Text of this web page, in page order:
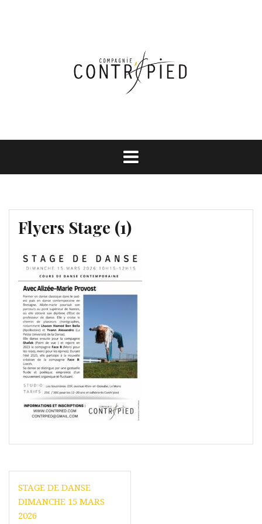
Flyers Stage (1)
Navigation
de
l’article
STAGE DE DANSE
DIMANCHE 15 MARS
2026